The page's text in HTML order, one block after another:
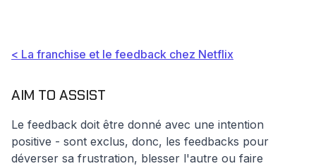
< La franchise et le feedback chez Netflix
AIM TO ASSIST
Le feedback doit être donné avec une intention
positive - sont exclus, donc, les feedbacks pour
déverser sa frustration, blesser l'autre ou faire